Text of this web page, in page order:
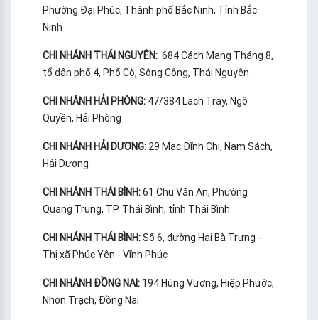
Phường Đại Phúc, Thành phố Bắc Ninh, Tỉnh Bắc
Ninh
CHI NHÁNH THÁI NGUYÊN: 684 Cách Mạng Tháng 8,
tổ dân phố 4, Phố Cò, Sông Công, Thái Nguyên
CHI NHÁNH HẢI PHÒNG: 47/384 Lạch Tray, Ngô
Quyền, Hải Phòng
CHI NHÁNH HẢI DƯƠNG: 29 Mạc Đĩnh Chi, Nam Sách,
Hải Dương
CHI NHÁNH THÁI BÌNH:61 Chu Văn An, Phường
Quang Trung, TP. Thái Bình, tỉnh Thái Bình
CHI NHÁNH THÁI BÌNH:Số 6, đường Hai Bà Trưng -
Thị xã Phúc Yên - Vĩnh Phúc
CHI NHÁNH ĐỒNG NAI: 194 Hùng Vương, Hiệp Phước,
Nhơn Trạch, Đồng Nai